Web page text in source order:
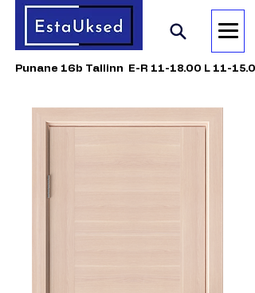
Punane 16b Tallinn E-R 11-18.00 L 11-